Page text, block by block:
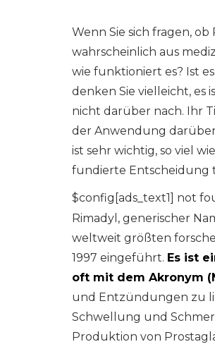
Wenn Sie sich fragen,
wahrscheinlich aus
wie funktioniert es? Ist
denken Sie vielleicht, es
nicht darüber nach. Ihr
der Anwendung
ist sehr wichtig, so viel
fundierte Entscheidung
$config[ads_text1] not
Rimadyl, generischer
weltweit größten
1997 eingeführt. Es ist
oft mit dem Akronym
und Entzündungen zu
Schwellung und
Produktion von